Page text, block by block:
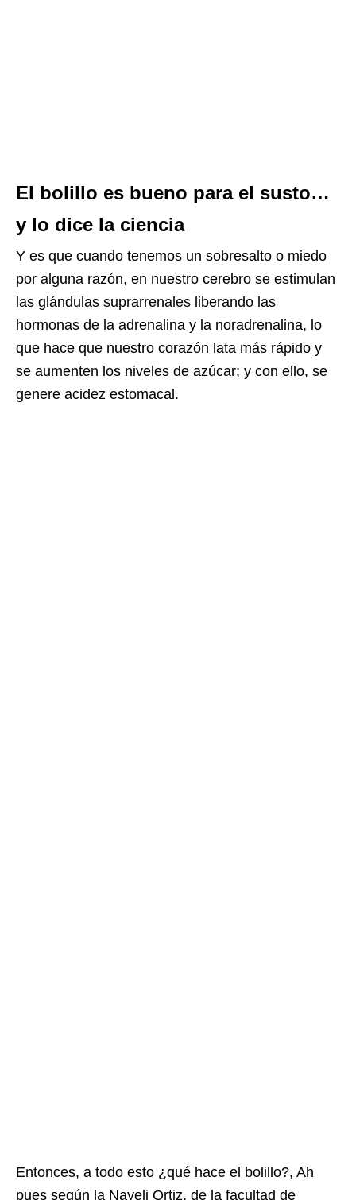
El bolillo es bueno para el susto…
y lo dice la ciencia
Y es que cuando tenemos un sobresalto o miedo
por alguna razón, en nuestro cerebro se estimulan
las glándulas suprarrenales liberando las
hormonas de la adrenalina y la noradrenalina, lo
que hace que nuestro corazón lata más rápido y
se aumenten los niveles de azúcar; y con ello, se
genere acidez estomacal.
Entonces, a todo esto ¿qué hace el bolillo?, Ah
pues según la Nayeli Ortiz, de la facultad de